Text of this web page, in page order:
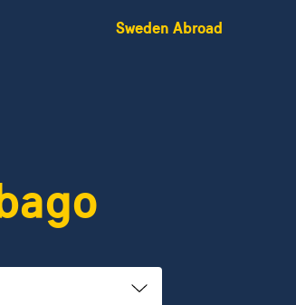
Sweden Abroad